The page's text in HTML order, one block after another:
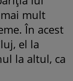
mult
În acest
el la
la altul, ca